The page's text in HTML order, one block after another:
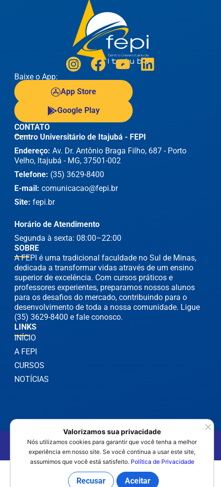
Baixe o App:
App Store
Google Play
SOBRE
A FEPI é uma tradicional faculdade no Sul de Minas,
dedicada a transformar vidas através de um ensino
superior de excelência. Com cursos práticos e
professores experientes, preparamos nossos alunos
para os desafios do mercado, contribuindo para o
desenvolvimento de toda a nossa comunidade. Ligue
(35) 3629-8400 e fale conosco.
LINKS
INÍCIO
A FEPI
CURSOS
NOTÍCIAS
CONTATO
Centro Universitário de Itajubá - FEPI
Endereço: Av. Dr. Antônio Braga Filho, 687 - Porto
Velho, Itajubá - MG, 37501-002
Telefone: (35) 3629-8400
E-mail: comunicacao@fepi.br
Site: fepi.br
Horário de Atendimento
Segunda à sexta: 08:00–22:00
©2025 FEPI Itajubá - Todos os Direitos Reservados
Política de Privacidade
Valorizamos sua privacidade
Nós utilizamos cookies para garantir que você tenha a melhor
experiência em nosso site. Se você continua a usar este site,
assumimos que você está satisfeito. Política de Privacidade
Aceitar
Recusar